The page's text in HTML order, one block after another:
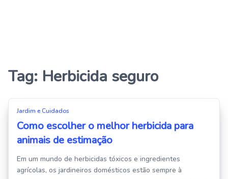
Tag: Herbicida seguro
Jardim e Cuidados
Como escolher o melhor herbicida para
animais de estimação
Em um mundo de herbicidas tóxicos e ingredientes
agrícolas, os jardineiros domésticos estão sempre à